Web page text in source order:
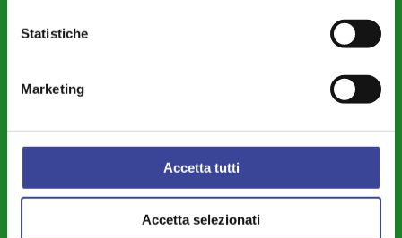
Statistiche
Marketing
Accetta tutti
Accetta selezionati
Cybersecurity
Piccoli Comuni – Montagna – Aree Interne – Forme Associative
Finanza Locale - Bilancio - Fiscalità - Personale
Città Metropolitana e Rapporti con le Province
Mobilità - Trasporti
Europa - Cooperazione Internazionale - Rapporti Transfrontalieri